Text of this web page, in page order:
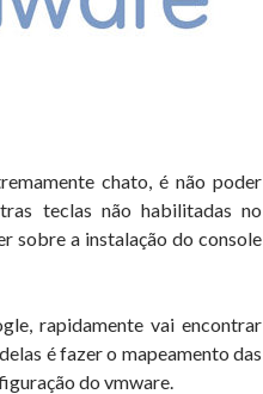
chato, é não poder
teclas não habilitadas no
sobre a instalação do console
rapidamente vai encontrar
é fazer o mapeamento das
do vmware.